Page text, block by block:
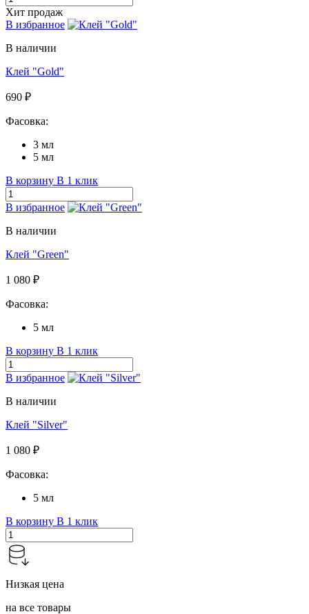
Хит продаж
В избранное
В наличии
Клей "Gold"
690 ₽
Фасовка:
3 мл
5 мл
В корзину В 1 клик
В избранное
В наличии
Клей "Green"
1 080 ₽
Фасовка:
5 мл
В корзину В 1 клик
В избранное
В наличии
Клей "Silver"
1 080 ₽
Фасовка:
5 мл
В корзину В 1 клик
Низкая цена
на все товары